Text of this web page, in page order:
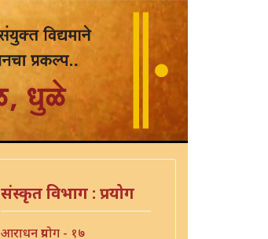
संस्कृत विभाग : प्रयोग
आराधन प्रयोग - १७